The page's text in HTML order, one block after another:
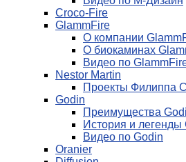
Croco-Fire
GlammFire
О компании
О биокаминах
Видео по
Nestor Martin
Проекты Филиппа
Godin
Преимущества
История и легенды
Видео по Godin
Oranier